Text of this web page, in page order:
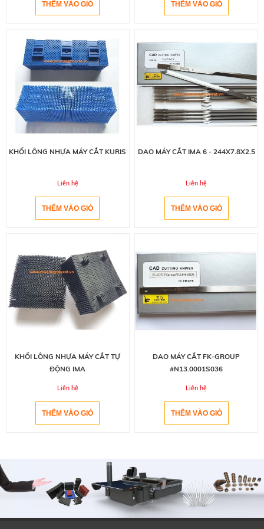
KHỐI LÔNG NHỰA MÁY CẮT KURIS
Liên hệ
DAO MÁY CẮT IMA 6 - 244X7.8X2.5
Liên hệ
KHỐI LÔNG NHỰA MÁY CẮT TỰ
ĐỘNG IMA
Liên hệ
DAO MÁY CẮT FK-GROUP
#N13.0001S036
Liên hệ